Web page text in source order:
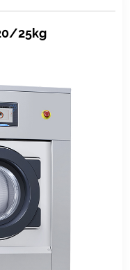
25kg